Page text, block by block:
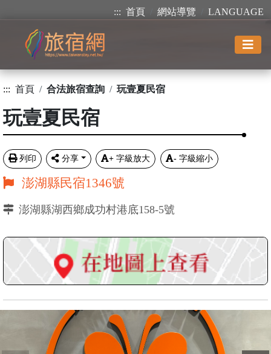
::: 首頁 網站導覽 LANGUAGE
::: 首頁 合法旅宿查詢 玩壹夏民宿
玩壹夏民宿
列印 分享 + 字級放大 - 字級縮小
澎湖縣民宿1346號
澎湖縣湖西鄉成功村港底158-5號